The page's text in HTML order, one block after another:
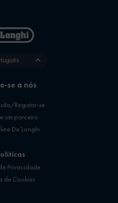
se a nós
Registar-se
um parceiro
De’Longhi
Privacidade
de Cookies